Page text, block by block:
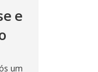
e
um